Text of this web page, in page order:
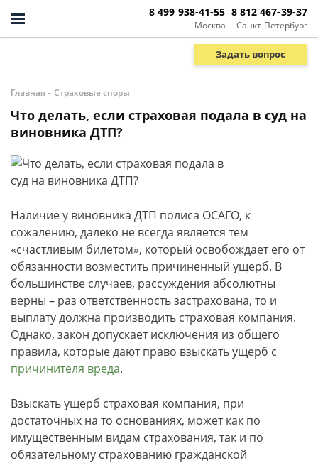
Москва
8 499 938-41-55
Санкт-Петербург
8 812 467-39-37
Задать вопрос
Главная - Страховые споры
Что делать, если страховая подала в суд на
виновника ДТП?
Наличие у виновника ДТП полиса ОСАГО, к
сожалению, далеко не всегда является тем
«счастливым билетом», который освобождает его от
обязанности возместить причиненный ущерб. В
большинстве случаев, рассуждения абсолютны
верны – раз ответственность застрахована, то и
выплату должна производить страховая компания.
Однако, закон допускает исключения из общего
правила, которые дают право взыскать ущерб с
причинителя вреда.
Взыскать ущерб страховая компания, при
достаточных на то основаниях, может как по
имущественным видам страхования, так и по
обязательному страхованию гражданской